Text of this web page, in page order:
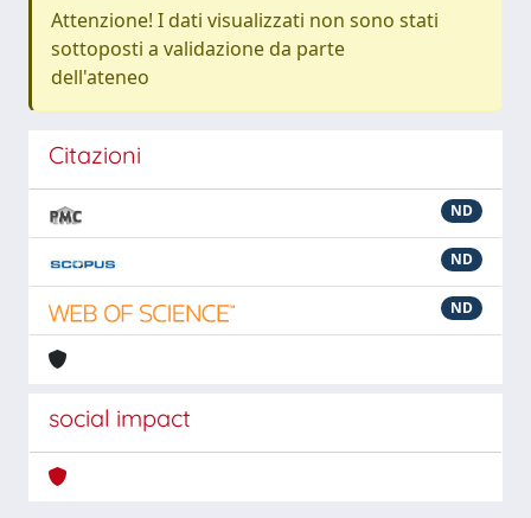
Attenzione! I dati visualizzati non sono stati
sottoposti a validazione da parte
dell'ateneo
Citazioni
ND
ND
ND
social impact